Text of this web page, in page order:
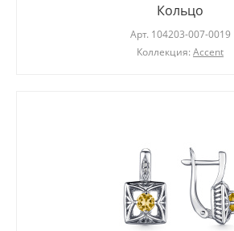
Кольцо
Арт. 104203-007-0019
Коллекция: Accent